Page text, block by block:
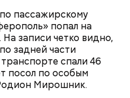
пассажирскому
попал на
записи четко видно,
задней части
спали 46
посол по особым
Мирошник.
разогретую до 180–
нужно запекать